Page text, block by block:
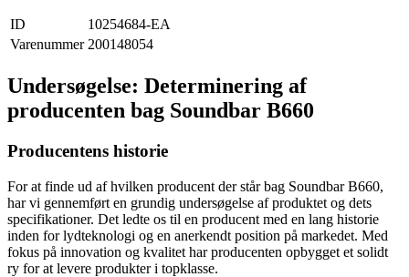
ID
10254684-EA
Varenummer 200148054
Undersøgelse: Determinering af
producenten bag Soundbar B660
Producentens historie
For at finde ud af hvilken producent der står bag Soundbar B660,
har vi gennemført en grundig undersøgelse af produktet og dets
specifikationer. Det ledte os til en producent med en lang historie
inden for lydteknologi og en anerkendt position på markedet. Med
fokus på innovation og kvalitet har producenten opbygget et solidt
ry for at levere produkter i topklasse.